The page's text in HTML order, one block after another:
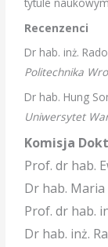
Recenzenci
Dr hab. inż.
Politechnika
Dr hab. Hung
Uniwersytet
Komisja
Prof. dr hab.
Dr hab.
Prof. dr hab.
Dr hab. inż.